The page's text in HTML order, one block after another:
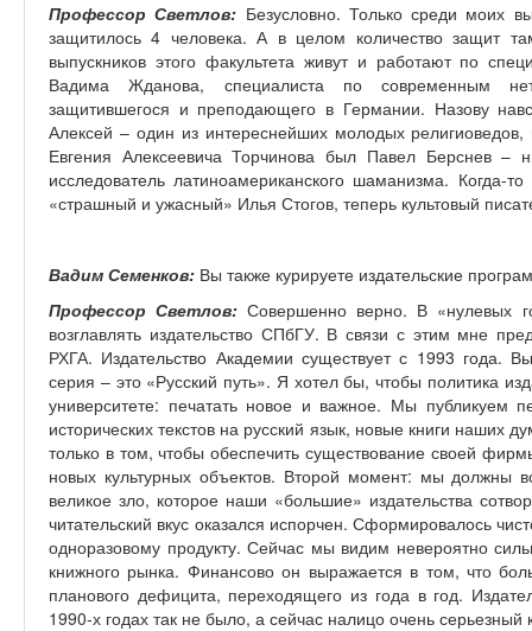
Профессор Светлов: Безусловно. Только среди моих
защитилось 4 человека. А в целом количество защит
выпускников этого факультета живут и работают по
Вадима Жданова, специалиста по современным
защитившегося и преподающего в Германии. Назову
Алексей – один из интереснейших молодых
Евгения Алексеевича Торчинова был Павел Берснев –
исследователь латиноамериканского шаманизма.
«страшный и ужасный» Илья Стогов, теперь культовый
Вадим Семенков: Вы также курируете издательские
Профессор Светлов: Совершенно верно. В «нулевых
возглавлять издательство СПбГУ. В связи с этим мне
РХГА. Издательство Академии существует с 1993 года.
серия – это «Русский путь». Я хотел бы, чтобы политика
университете: печатать новое и важное. Мы публикуем
исторических текстов на русский язык, новые книги наших
только в том, чтобы обеспечить существование своей
новых культурных объектов. Второй момент: мы должны
великое зло, которое наши «большие» издательства
читательский вкус оказался испорчен. Сформировалось
одноразовому продукту. Сейчас мы видим невероятно
книжного рынка. Финансово он выражается в том, что
планового дефицита, переходящего из года в год.
1990-х годах так не было, а сейчас налицо очень серьезный